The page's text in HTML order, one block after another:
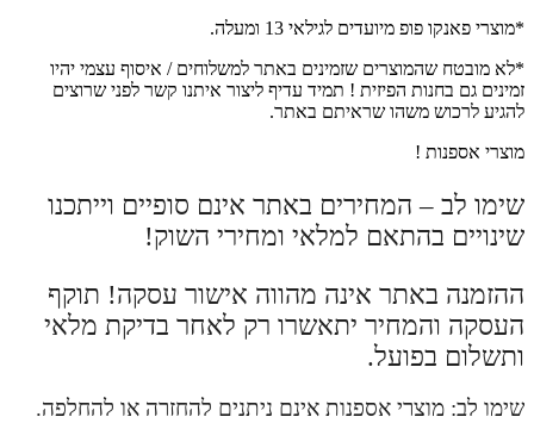
*מוצרי פאנקו פופ מיועדים לגילאי 13 ומעלה.
*לא מובטח שהמוצרים שזמינים באתר למשלוחים / איסוף עצמי יהיו
זמינים גם בחנות הפיזית ! תמיד עדיף ליצור איתנו קשר לפני שרוצים
להגיע לרכוש משהו שראיתם באתר.
מוצרי אספנות !
שימו לב – המחירים באתר אינם סופיים וייתכנו
שינויים בהתאם למלאי ומחירי השוק!
ההזמנה באתר אינה מהווה אישור עסקה! תוקף
העסקה והמחיר יתאשרו רק לאחר בדיקת מלאי
ותשלום בפועל.
שימו לב: מוצרי אספנות אינם ניתנים להחזרה או להחלפה.